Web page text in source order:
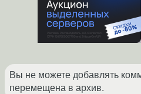
Вы не можете добавлять
перемещена в архив.